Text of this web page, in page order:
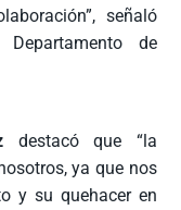
señaló
de
destacó que “la
ya que nos
y su quehacer en